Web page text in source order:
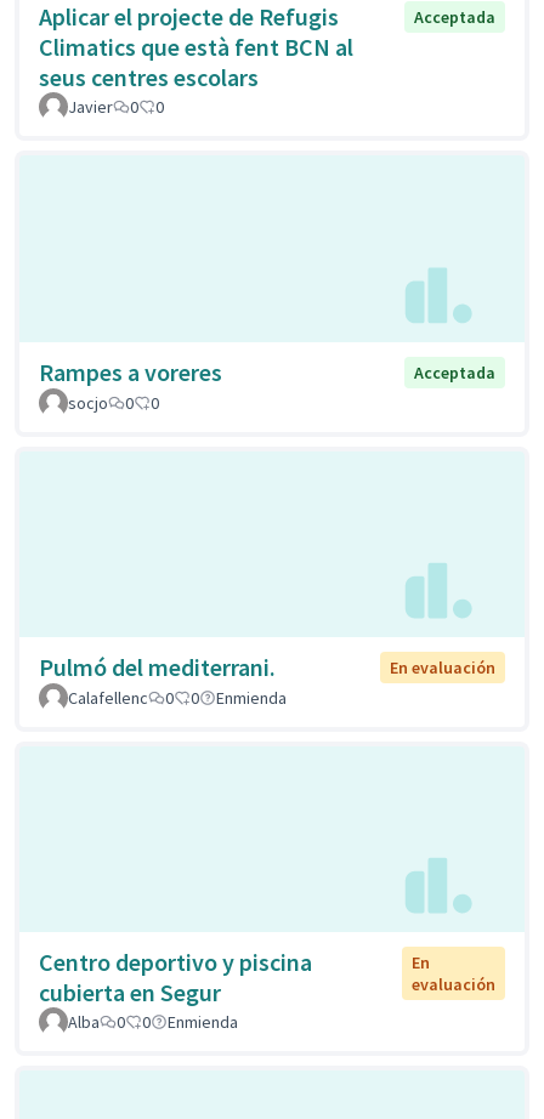
Aplicar el projecte de Refugis
Climatics que està fent BCN al
seus centres escolars
Acceptada
Javier 0 0
Rampes a voreres
Acceptada
socjo
0 0
Pulmó del mediterrani.
En evaluación
Calafellenc
0 0 Enmienda
Centro deportivo y piscina
cubierta en Segur
En
evaluación
Alba
0 0 Enmienda